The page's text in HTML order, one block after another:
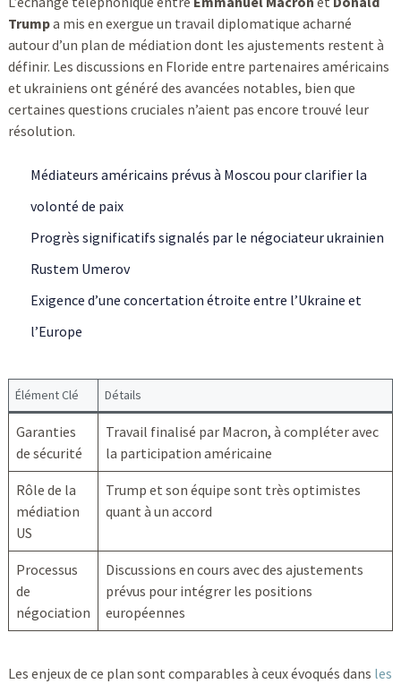
Trumpa mis en exergue un travail diplomatique acharné
autour d’un plan de médiation dont les ajustements restent à
définir. Les discussions en Floride entre partenaires américains
et ukrainiens ont généré des avancées notables, bien que
certaines questions cruciales n’aient pas encore trouvé leur
résolution.
Médiateurs américains prévus à Moscou pour clarifier la
volonté de paix
Progrès significatifs signalés par le négociateur ukrainien
Rustem Umerov
Exigence d’une concertation étroite entre l’Ukraine et
l’Europe
Élément Clé Détails
Garanties
de sécurité
Travail finalisé par Macron, à compléter avec
la participation américaine
Rôle de la
médiation
US
Trump et son équipe sont très optimistes
quant à un accord
Processus
de
négociation
Discussions en cours avec des ajustements
prévus pour intégrer les positions
européennes
Les enjeux de ce plan sont comparables à ceux évoqués dans les